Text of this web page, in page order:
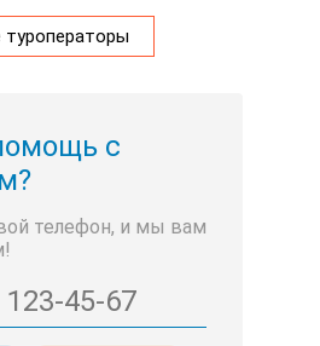
туроператоры
с
телефон, и мы вам